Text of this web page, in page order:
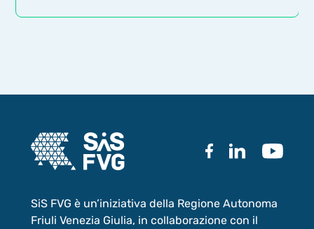
SiS FVG è un’iniziativa della Regione Autonoma
Friuli Venezia Giulia, in collaborazione con il